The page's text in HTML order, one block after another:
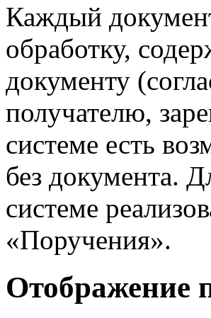
Каждый
обработку,
документу
получателю,
системе есть
без документа.
системе
«Поручения».
Отображение